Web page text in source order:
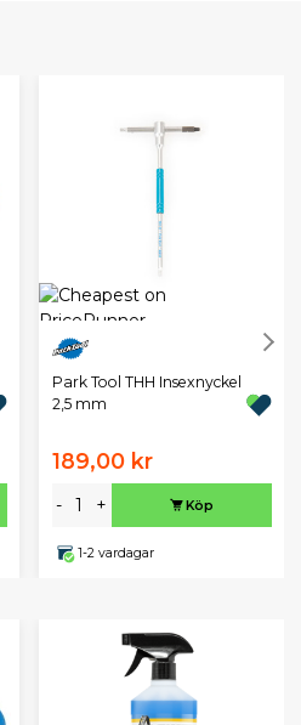
Park Tool THH Insexnyckel
2,5 mm
189,00 kr
- + Köp
1-2 vardagar